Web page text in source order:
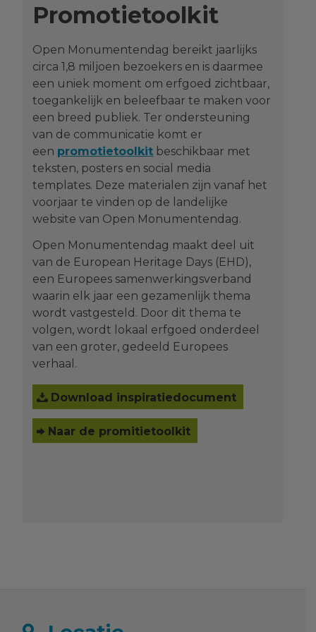
Promotietoolkit
Open Monumentendag bereikt jaarlijks
circa 1,8 miljoen bezoekers en is daarmee
een uniek moment om erfgoed zichtbaar,
toegankelijk en beleefbaar te maken voor
een breed publiek. Ter ondersteuning
van de communicatie komt er
een promotietoolkit beschikbaar met
teksten, posters en social media
templates. Deze materialen zijn vanaf het
voorjaar te vinden op de landelijke
website van Open Monumentendag.
Open Monumentendag maakt deel uit
van de European Heritage Days (EHD),
een Europees samenwerkingsverband
waarin elk jaar een gezamenlijk thema
wordt vastgesteld. Door dit thema te
volgen, wordt lokaal erfgoed onderdeel
van een groter, gedeeld Europees
verhaal.
Download inspiratiedocument
Naar de promitietoolkit